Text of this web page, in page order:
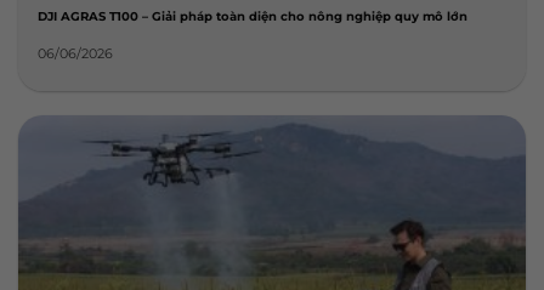
DJI AGRAS T100 – Giải pháp toàn diện cho nông nghiệp quy mô lớn
06/06/2026